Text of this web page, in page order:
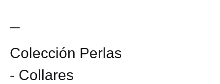
Colección Perlas
- Collares